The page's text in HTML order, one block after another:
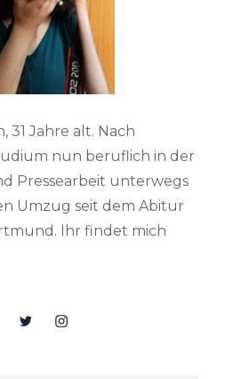
31 Jahre alt. Nach
nun beruflich in der
Pressearbeit unterwegs
Umzug seit dem Abitur
Ihr findet mich
TwitterInsta